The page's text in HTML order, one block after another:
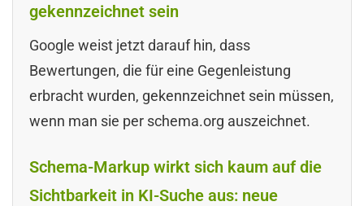
gekennzeichnet sein
Google weist jetzt darauf hin, dass
Bewertungen, die für eine Gegenleistung
erbracht wurden, gekennzeichnet sein müssen,
wenn man sie per schema.org auszeichnet.
Schema-Markup wirkt sich kaum auf die
Sichtbarkeit in KI-Suche aus: neue